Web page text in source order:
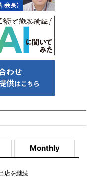
Monthly
店を継続